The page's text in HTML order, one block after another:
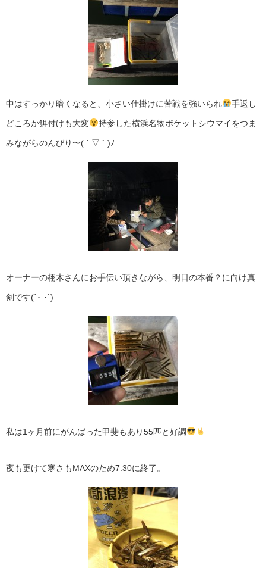
中はすっかり暗くなると、小さい仕掛けに苦戦を強いられ 手返し
どころか餌付けも大変 持参した横浜名物ポケットシウマイをつま
みながらのんびり〜( ´ ▽ ` )ﾉ
オーナーの栩木さんにお手伝い頂きながら、明日の本番？に向け真
剣です(´･ ･`)
私は1ヶ月前にがんばった甲斐もあり55匹と好調
夜も更けて寒さもMAXのため7:30に終了。